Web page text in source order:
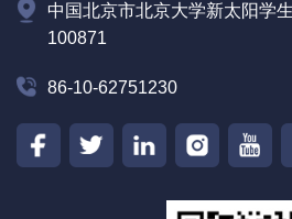
中国北京市北京大学新太阳学
100871
86-10-62751230